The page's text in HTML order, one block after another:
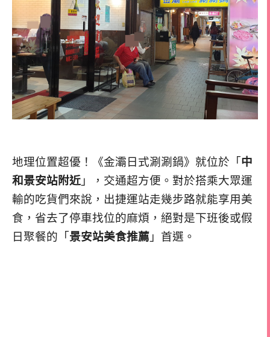
地理位置超優！《金灞日式涮涮鍋》就位於「中
和景安站附近 」，交通超方便。對於搭乘大眾運
輸的吃貨們來說，出捷運站走幾步路就能享用美
食，省去了停車找位的麻煩，絕對是下班後或假
日聚餐的「景安站美食推薦 」首選。